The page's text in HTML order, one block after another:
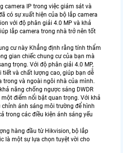
camera IP trong việc giám sát và
có sự xuất hiện của bộ lắp camera
với độ phân giải 4.0 MP và khả
lắp camera trong nhà trở nên tốt
cư này Khẳng định rằng tính thẩm
gian chiếc chung cư của bạn mà
trọng. Với độ phân giải 4.0 MP,
tiết và chất lượng cao, giúp bạn dễ
trong và ngoài ngôi nhà của mình.
năng chống ngược sáng DWDR
điểm nổi bật quan trọng. Với khả
ánh sáng môi trường để hình
trong các điều kiện ánh sáng yếu
hàng đầu từ Hikvision, bộ lắp
là một sự lựa chọn tuyệt vời cho